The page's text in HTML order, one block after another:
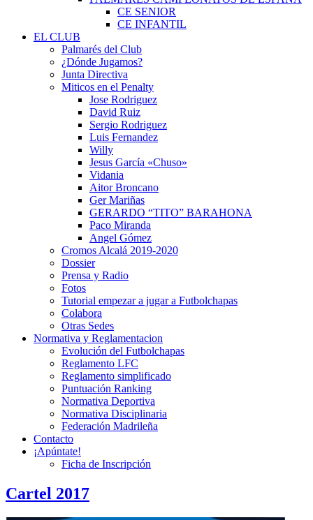
CE SENIOR
CE INFANTIL
EL CLUB
Palmarés del Club
¿Dónde Jugamos?
Junta Directiva
Miticos en el Penalty
Jose Rodriguez
David Ruiz
Sergio Rodriguez
Luis Fernandez
Willy
Jesus García «Chuso»
Vidania
Aitor Broncano
Ger Mariñas
GERARDO “TITO” BARAHONA
Paco Miranda
Angel Gómez
Cromos Alcalá 2019-2020
Dossier
Prensa y Radio
Fotos
Tutorial empezar a jugar a Futbolchapas
Colabora
Otras Sedes
Normativa y Reglamentacion
Evolución del Futbolchapas
Reglamento LFC
Reglamento simplificado
Puntuación Ranking
Normativa Deportiva
Normativa Disciplinaria
Federación Madrileña
Contacto
¡Apúntate!
Ficha de Inscripción
Cartel 2017